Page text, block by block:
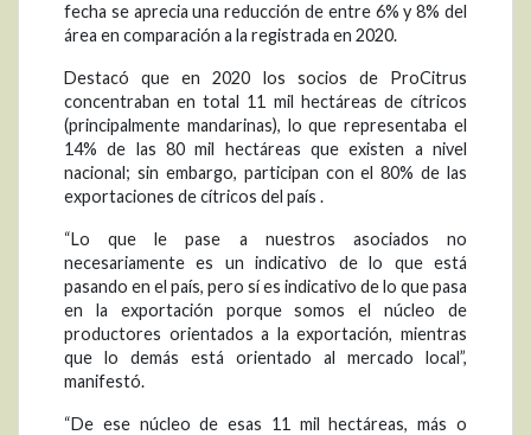
fecha se aprecia una reducción de entre 6% y 8% del
área en comparación a la registrada en 2020.
Destacó que en 2020 los socios de ProCitrus
concentraban en total 11 mil hectáreas de cítricos
(principalmente mandarinas), lo que representaba el
14% de las 80 mil hectáreas que existen a nivel
nacional; sin embargo, participan con el 80% de las
exportaciones de cítricos del país .
“Lo que le pase a nuestros asociados no
necesariamente es un indicativo de lo que está
pasando en el país, pero sí es indicativo de lo que pasa
en la exportación porque somos el núcleo de
productores orientados a la exportación, mientras
que lo demás está orientado al mercado local”,
manifestó.
“De ese núcleo de esas 11 mil hectáreas, más o